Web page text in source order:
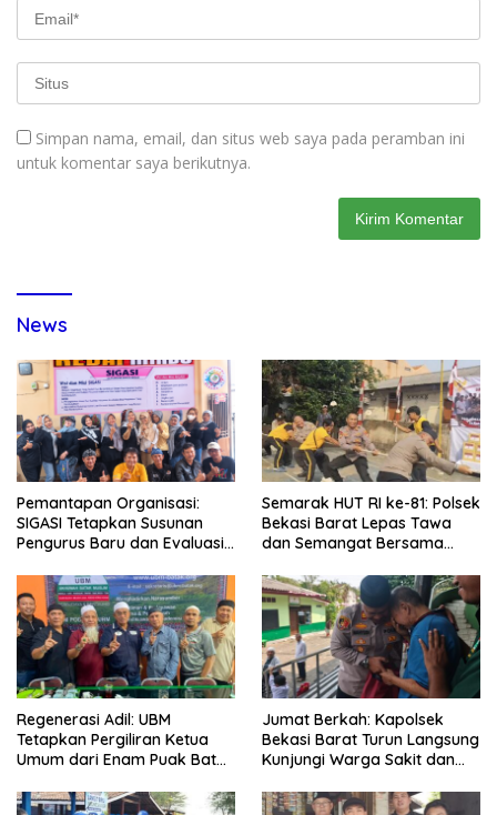
Simpan nama, email, dan situs web saya pada peramban ini
untuk komentar saya berikutnya.
News
Pemantapan Organisasi:
SIGASI Tetapkan Susunan
Pengurus Baru dan Evaluasi
Semarak HUT RI ke-81: Polsek
Bekasi Barat Lepas Tawa
dan Semangat Bersama
Regenerasi Adil: UBM
Tetapkan Pergiliran Ketua
Umum dari Enam Puak Batak
Jumat Berkah: Kapolsek
Bekasi Barat Turun Langsung
Kunjungi Warga Sakit dan